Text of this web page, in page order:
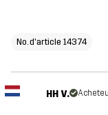
No. d'article 14374
HH V.